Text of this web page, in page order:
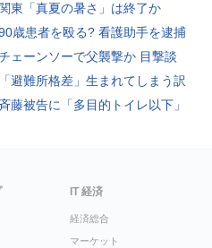
関東「真夏の暑さ」は終了か
歳患者を殴る? 看護助手を逮捕
ェーンソーで父襲撃か 目撃談
「避難所格差」生まれてしまう訳
斉藤被告に「多目的トイレ以下」
IT 経済
経済総合
マーケット